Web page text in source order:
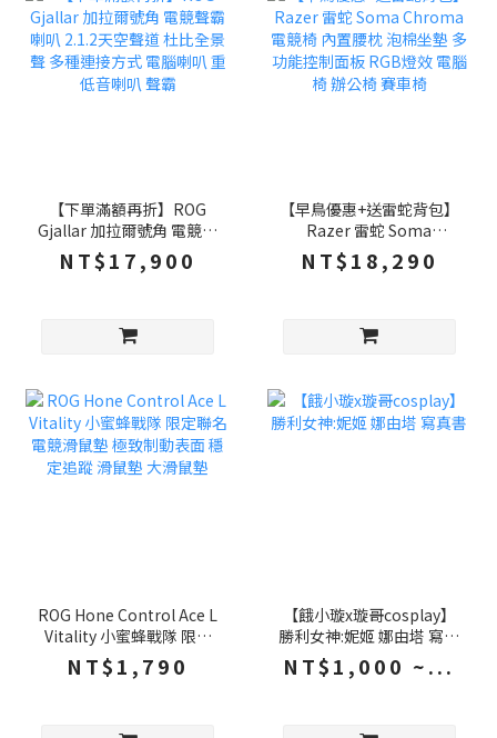
【下單滿額再折】ROG
Gjallar 加拉爾號角 電競聲
霸喇叭 2.1.2天空聲道 杜比
全景聲 多種連接方式 電腦
NT$17,900
【早鳥優惠+送雷蛇背包】
Razer 雷蛇 Soma
Chroma 電競椅 內置腰枕
泡棉坐墊 多功能控制面板
NT$18,290
ROG Hone Control Ace L
Vitality 小蜜蜂戰隊 限定
聯名 電競滑鼠墊 極致制動
表面 穩定追蹤 滑鼠墊 大滑
NT$1,790
【餓小璇x璇哥cosplay】
勝利女神:妮姬 娜由塔 寫真
書
NT$1,000 ~...